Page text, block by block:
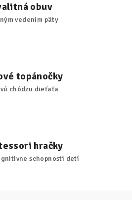
obuv
vedením päty
topánočky
chôdzu dieťaťa
hračky
schopnosti detí